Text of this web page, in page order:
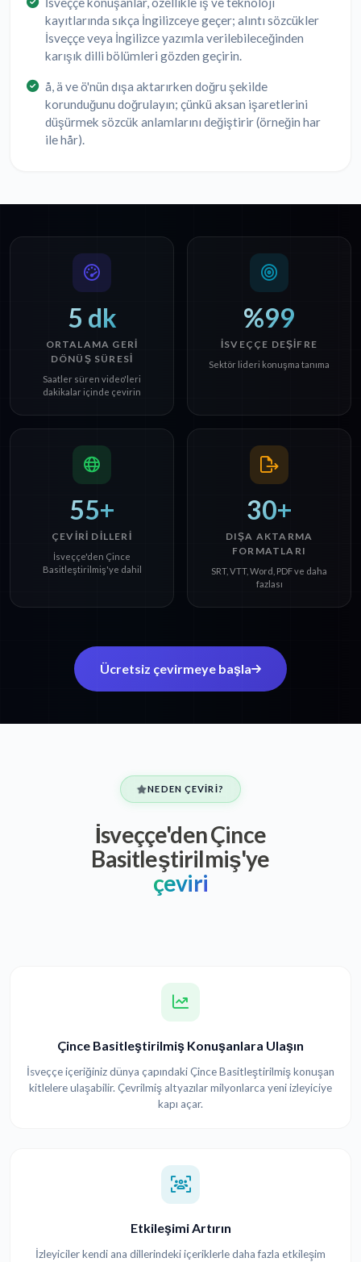
kayıtlarında sıkça İngilizceye geçer; alıntı sözcükler
İsveççe veya İngilizce yazımla verilebileceğinden
karışık dilli bölümleri gözden geçirin.
å, ä ve ö'nün dışa aktarırken doğru şekilde
korunduğunu doğrulayın; çünkü aksan işaretlerini
düşürmek sözcük anlamlarını değiştirir (örneğin har
ile hår).
5 dk
ORTALAMA GERI
DÖNÜŞ SÜRESI
Saatler süren video'leri
dakikalar içinde çevirin
%99
İSVEÇÇE DEŞIFRE
Sektör lideri konuşma tanıma
55+
ÇEVIRI DILLERI
İsveççe'den Çince
Basitleştirilmiş'ye dahil
30+
DIŞA AKTARMA
FORMATLARI
SRT, VTT, Word, PDF ve daha
fazlası
Ücretsiz çevirmeye başla
NEDEN ÇEVIRI?
İsveççe'den Çince
Basitleştirilmiş'ye
çeviri
Çince Basitleştirilmiş Konuşanlara Ulaşın
İsveççe içeriğiniz dünya çapındaki Çince Basitleştirilmiş konuşan
kitlelere ulaşabilir. Çevrilmiş altyazılar milyonlarca yeni izleyiciye
kapı açar.
Etkileşimi Artırın
İzleyiciler kendi ana dillerindeki içeriklerle daha fazla etkileşim